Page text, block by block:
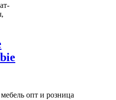
опт и розница